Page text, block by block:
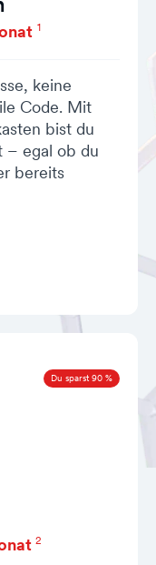
1
keine
Code. Mit
bist du
– egal ob du
bereits
Du sparst 90 %
2